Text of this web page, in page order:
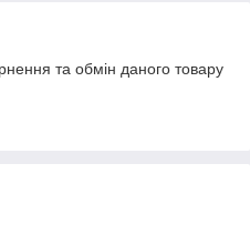
та обмін даного товару